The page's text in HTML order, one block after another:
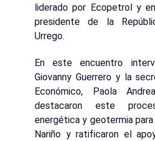
liderado por Ecopetrol y
presidente de la
Urrego.
En este encuentro
Giovanny Guerrero y la
Económico, Paola
destacaron este
energética y geotermia
Nariño y ratificaron el